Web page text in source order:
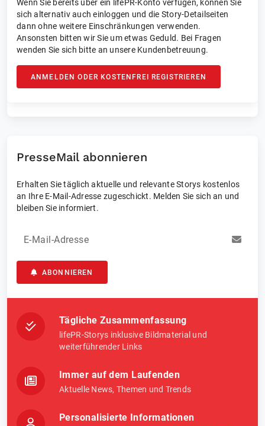
Wenn Sie bereits über ein lifePR-Konto verfügen, können Sie
sich alternativ auch einloggen und die Story-Detailseiten
dann ohne weitere Einschränkungen verwenden.
Ansonsten bitten wir Sie um etwas Geduld. Bei Fragen
wenden Sie sich bitte an unsere Kundenbetreuung.
ANMELDEN ODER KOSTENFREI REGISTRIEREN
PresseMail abonnieren
Erhalten Sie täglich aktuelle und relevante Storys kostenlos
an Ihre E-Mail-Adresse zugeschickt. Melden Sie sich an und
bleiben Sie informiert.
E-Mail-Adresse
ABONNIEREN
Tägliche Zusammenfassung
lifePR-Storys inklusive Bildmaterial und
weiterführender Links
Immer auf dem Laufenden
Aktuelle News, Themen und Trends
Personalisierte Informationen